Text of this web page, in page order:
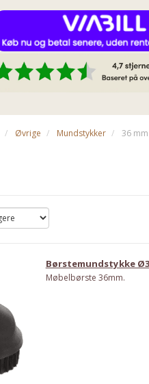
Øvrige Mundstykker 36 mm
Børstemundstykke
Møbelbørste 36mm.